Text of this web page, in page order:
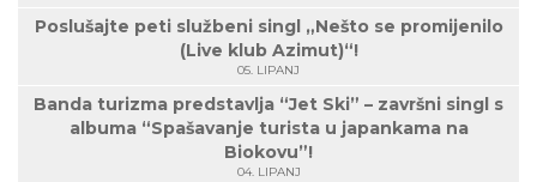
Poslušajte peti službeni singl „Nešto se promijenilo
(Live klub Azimut)“!
05. LIPANJ
Banda turizma predstavlja “Jet Ski” – završni singl s
albuma “Spašavanje turista u japankama na
Biokovu”!
04. LIPANJ